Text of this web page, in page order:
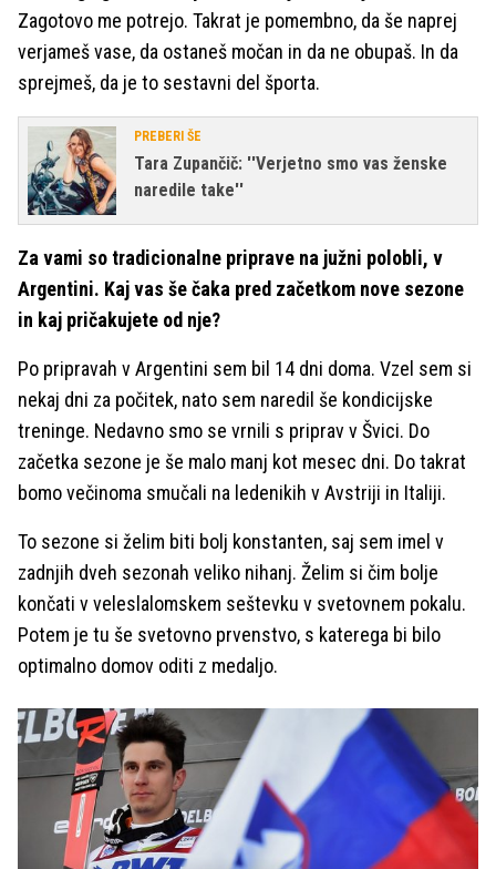
Zagotovo me potrejo. Takrat je pomembno, da še naprej
verjameš vase, da ostaneš močan in da ne obupaš. In da
sprejmeš, da je to sestavni del športa.
PREBERI ŠE
Tara Zupančič: ''Verjetno smo vas ženske
naredile take''
Za vami so tradicionalne priprave na južni polobli, v
Argentini. Kaj vas še čaka pred začetkom nove sezone
in kaj pričakujete od nje?
Po pripravah v Argentini sem bil 14 dni doma. Vzel sem si
nekaj dni za počitek, nato sem naredil še kondicijske
treninge. Nedavno smo se vrnili s priprav v Švici. Do
začetka sezone je še malo manj kot mesec dni. Do takrat
bomo večinoma smučali na ledenikih v Avstriji in Italiji.
To sezone si želim biti bolj konstanten, saj sem imel v
zadnjih dveh sezonah veliko nihanj. Želim si čim bolje
končati v veleslalomskem seštevku v svetovnem pokalu.
Potem je tu še svetovno prvenstvo, s katerega bi bilo
optimalno domov oditi z medaljo.